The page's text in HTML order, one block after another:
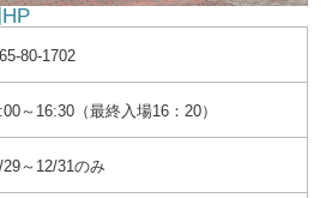
80-1702
～16:30（最終入場16：20）
29～12/31のみ